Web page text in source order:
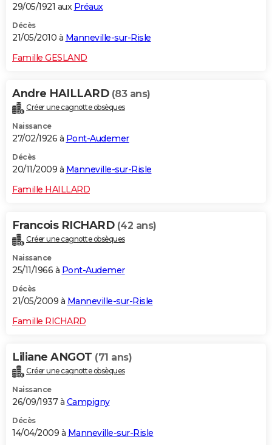
29/05/1921 aux Préaux
Décès
21/05/2010 à Manneville-sur-Risle
Famille GESLAND
Andre HAILLARD (83 ans)
Créer une cagnotte obsèques
Naissance
27/02/1926 à Pont-Audemer
Décès
20/11/2009 à Manneville-sur-Risle
Famille HAILLARD
Francois RICHARD (42 ans)
Créer une cagnotte obsèques
Naissance
25/11/1966 à Pont-Audemer
Décès
21/05/2009 à Manneville-sur-Risle
Famille RICHARD
Liliane ANGOT (71 ans)
Créer une cagnotte obsèques
Naissance
26/09/1937 à Campigny
Décès
14/04/2009 à Manneville-sur-Risle